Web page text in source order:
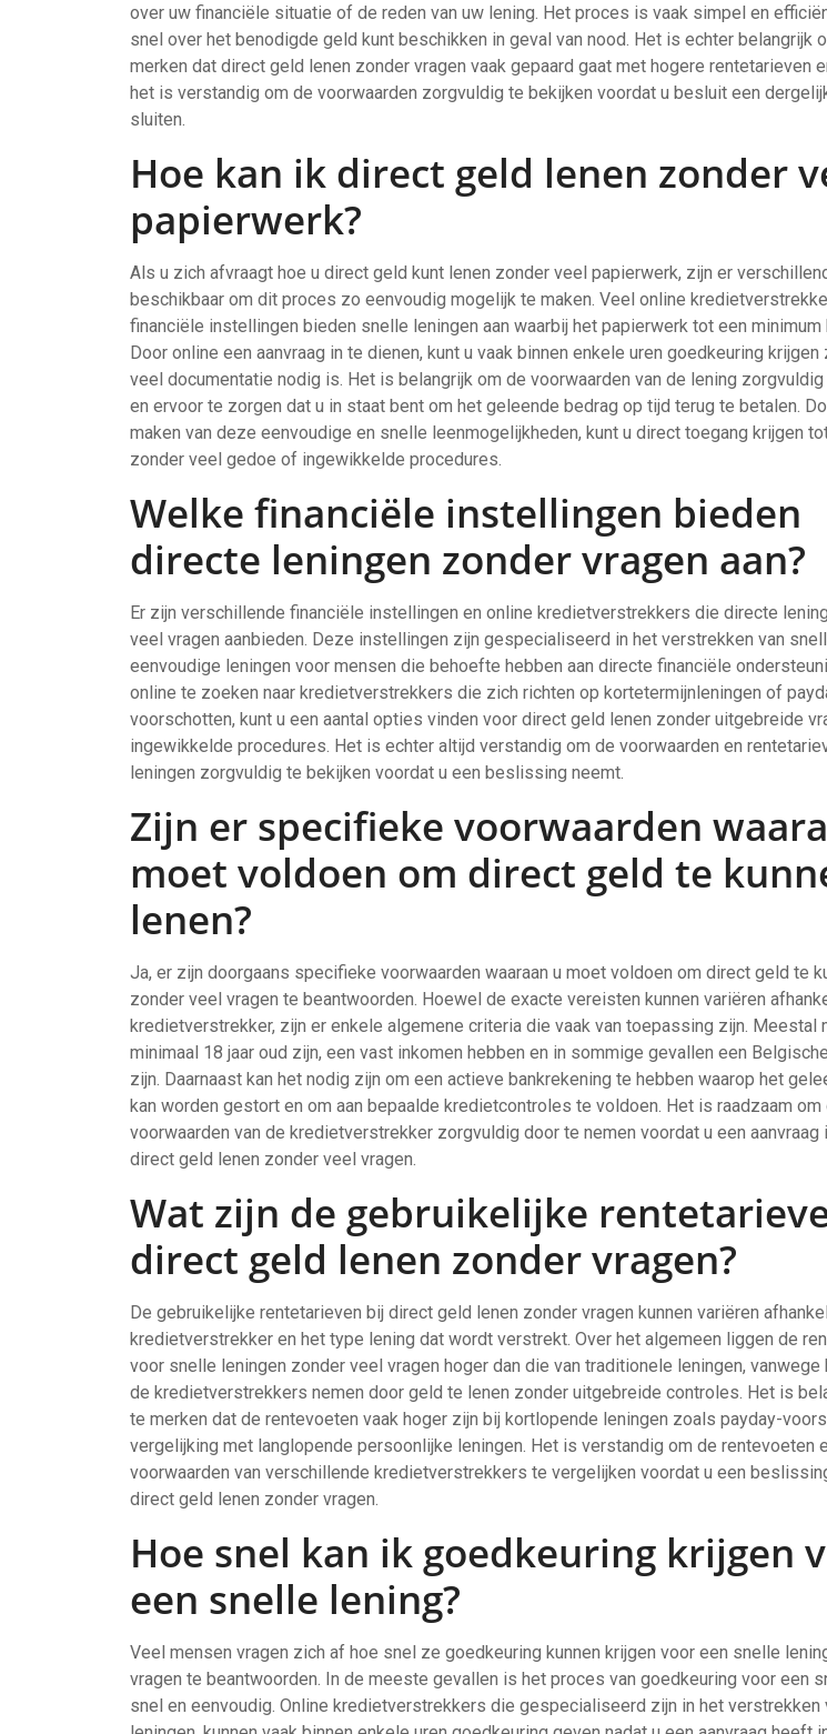
over uw financiële situatie of de reden van uw lening. Het proces is vaak simpel en
snel over het benodigde geld kunt beschikken in geval van nood. Het is echter belangrijk
merken dat direct geld lenen zonder vragen vaak gepaard gaat met hogere rentetarieven
het is verstandig om de voorwaarden zorgvuldig te bekijken voordat u besluit een
sluiten.
Hoe kan ik direct geld lenen zonder
papierwerk?
Als u zich afvraagt hoe u direct geld kunt lenen zonder veel papierwerk, zijn er
beschikbaar om dit proces zo eenvoudig mogelijk te maken. Veel online
financiële instellingen bieden snelle leningen aan waarbij het papierwerk tot een
Door online een aanvraag in te dienen, kunt u vaak binnen enkele uren goedkeuring
veel documentatie nodig is. Het is belangrijk om de voorwaarden van de lening
en ervoor te zorgen dat u in staat bent om het geleende bedrag op tijd terug te betalen.
maken van deze eenvoudige en snelle leenmogelijkheden, kunt u direct toegang krijgen
zonder veel gedoe of ingewikkelde procedures.
Welke financiële instellingen bieden
directe leningen zonder vragen aan?
Er zijn verschillende financiële instellingen en online kredietverstrekkers die directe
veel vragen aanbieden. Deze instellingen zijn gespecialiseerd in het verstrekken van
eenvoudige leningen voor mensen die behoefte hebben aan directe financiële
online te zoeken naar kredietverstrekkers die zich richten op kortetermijnleningen of
voorschotten, kunt u een aantal opties vinden voor direct geld lenen zonder uitgebreide
ingewikkelde procedures. Het is echter altijd verstandig om de voorwaarden en
leningen zorgvuldig te bekijken voordat u een beslissing neemt.
Zijn er specifieke voorwaarden
moet voldoen om direct geld te
lenen?
Ja, er zijn doorgaans specifieke voorwaarden waaraan u moet voldoen om direct geld te
zonder veel vragen te beantwoorden. Hoewel de exacte vereisten kunnen variëren
kredietverstrekker, zijn er enkele algemene criteria die vaak van toepassing zijn. Meestal
minimaal 18 jaar oud zijn, een vast inkomen hebben en in sommige gevallen een
zijn. Daarnaast kan het nodig zijn om een actieve bankrekening te hebben waarop het
kan worden gestort en om aan bepaalde kredietcontroles te voldoen. Het is raadzaam
voorwaarden van de kredietverstrekker zorgvuldig door te nemen voordat u een aanvraag
direct geld lenen zonder veel vragen.
Wat zijn de gebruikelijke
direct geld lenen zonder vragen?
De gebruikelijke rentetarieven bij direct geld lenen zonder vragen kunnen variëren
kredietverstrekker en het type lening dat wordt verstrekt. Over het algemeen liggen de
voor snelle leningen zonder veel vragen hoger dan die van traditionele leningen,
de kredietverstrekkers nemen door geld te lenen zonder uitgebreide controles. Het is
te merken dat de rentevoeten vaak hoger zijn bij kortlopende leningen zoals payday-
vergelijking met langlopende persoonlijke leningen. Het is verstandig om de rentevoeten
voorwaarden van verschillende kredietverstrekkers te vergelijken voordat u een
direct geld lenen zonder vragen.
Hoe snel kan ik goedkeuring krijgen
een snelle lening?
Veel mensen vragen zich af hoe snel ze goedkeuring kunnen krijgen voor een snelle
vragen te beantwoorden. In de meeste gevallen is het proces van goedkeuring voor een
snel en eenvoudig. Online kredietverstrekkers die gespecialiseerd zijn in het verstrekken